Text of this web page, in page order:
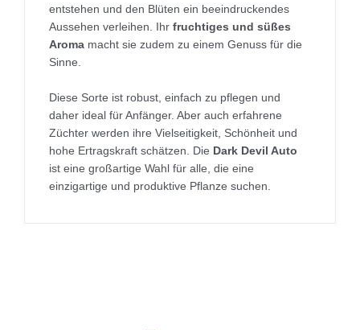
entstehen und den Blüten ein beeindruckendes
Aussehen verleihen. Ihr fruchtiges und süßes
Aroma macht sie zudem zu einem Genuss für die
Sinne.
Diese Sorte ist robust, einfach zu pflegen und
daher ideal für Anfänger. Aber auch erfahrene
Züchter werden ihre Vielseitigkeit, Schönheit und
hohe Ertragskraft schätzen. Die Dark Devil Auto
ist eine großartige Wahl für alle, die eine
einzigartige und produktive Pflanze suchen.